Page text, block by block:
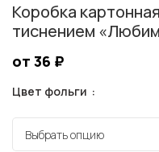
Коробка
тиснением
от 36 ₽
Цвет фольги